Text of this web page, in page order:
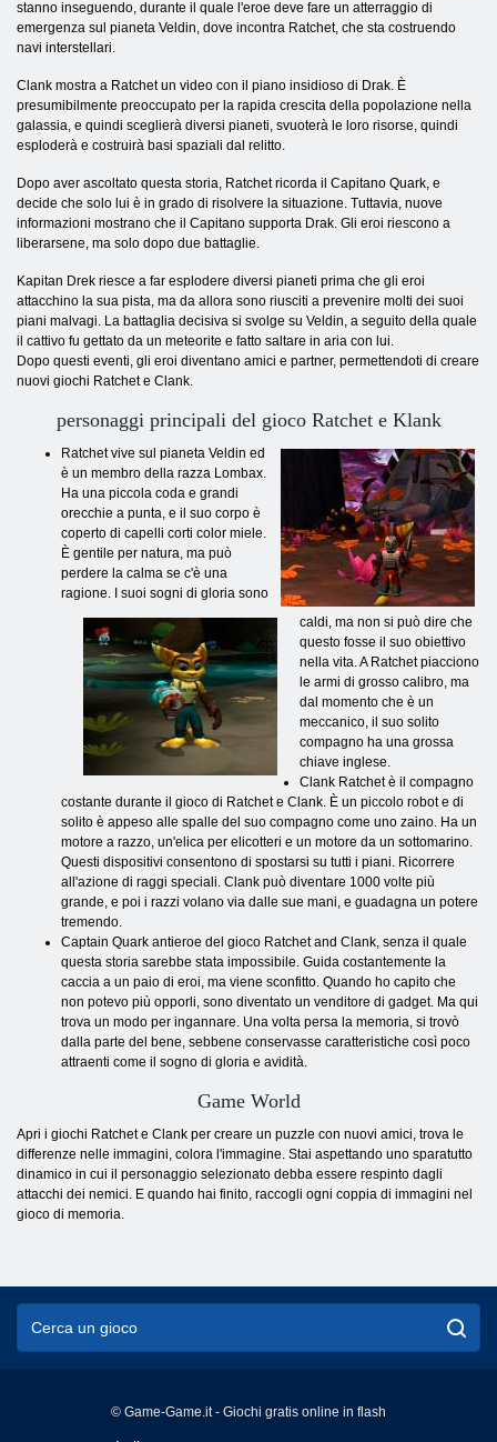
stanno inseguendo, durante il quale l'eroe deve fare un atterraggio di
emergenza sul pianeta Veldin, dove incontra Ratchet, che sta costruendo
navi interstellari.
Clank mostra a Ratchet un video con il piano insidioso di Drak. È
presumibilmente preoccupato per la rapida crescita della popolazione nella
galassia, e quindi sceglierà diversi pianeti, svuoterà le loro risorse, quindi
esploderà e costruirà basi spaziali dal relitto.
Dopo aver ascoltato questa storia, Ratchet ricorda il Capitano Quark, e
decide che solo lui è in grado di risolvere la situazione. Tuttavia, nuove
informazioni mostrano che il Capitano supporta Drak. Gli eroi riescono a
liberarsene, ma solo dopo due battaglie.
Kapitan Drek riesce a far esplodere diversi pianeti prima che gli eroi
attacchino la sua pista, ma da allora sono riusciti a prevenire molti dei suoi
piani malvagi. La battaglia decisiva si svolge su Veldin, a seguito della quale
il cattivo fu gettato da un meteorite e fatto saltare in aria con lui.
Dopo questi eventi, gli eroi diventano amici e partner, permettendoti di creare
nuovi giochi Ratchet e Clank.
personaggi principali del gioco Ratchet e Klank
Ratchet vive sul pianeta Veldin ed
è un membro della razza Lombax.
Ha una piccola coda e grandi
orecchie a punta, e il suo corpo è
coperto di capelli corti color miele.
È gentile per natura, ma può
perdere la calma se c'è una
ragione. I suoi sogni di gloria sono
caldi, ma non si può dire che
questo fosse il suo obiettivo
nella vita. A Ratchet piacciono
le armi di grosso calibro, ma
dal momento che è un
meccanico, il suo solito
compagno ha una grossa
chiave inglese.
Clank Ratchet è il compagno
costante durante il gioco di Ratchet e Clank. È un piccolo robot e di
solito è appeso alle spalle del suo compagno come uno zaino. Ha un
motore a razzo, un'elica per elicotteri e un motore da un sottomarino.
Questi dispositivi consentono di spostarsi su tutti i piani. Ricorrere
all'azione di raggi speciali. Clank può diventare 1000 volte più
grande, e poi i razzi volano via dalle sue mani, e guadagna un potere
tremendo.
Captain Quark antieroe del gioco Ratchet and Clank, senza il quale
questa storia sarebbe stata impossibile. Guida costantemente la
caccia a un paio di eroi, ma viene sconfitto. Quando ho capito che
non potevo più opporli, sono diventato un venditore di gadget. Ma qui
trova un modo per ingannare. Una volta persa la memoria, si trovò
dalla parte del bene, sebbene conservasse caratteristiche così poco
attraenti come il sogno di gloria e avidità.
Game World
Apri i giochi Ratchet e Clank per creare un puzzle con nuovi amici, trova le
differenze nelle immagini, colora l'immagine. Stai aspettando uno sparatutto
dinamico in cui il personaggio selezionato debba essere respinto dagli
attacchi dei nemici. E quando hai finito, raccogli ogni coppia di immagini nel
gioco di memoria.
© Game-Game.it - Giochi gratis online in flash